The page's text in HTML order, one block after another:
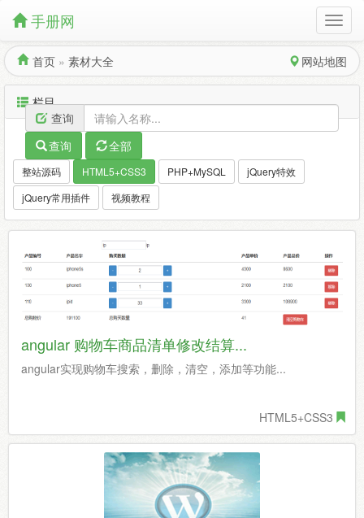
手册网
首页 » 素材大全 网站地图
栏目
查询
查询
全部
整站源码 HTML5+CSS3 PHP+MySQL
jQuery特效
jQuery常用插件
视频教程
angular 购物车商品清单修改结算...
angular实现购物车搜索，删除，清空，添加等功能...
HTML5+CSS3